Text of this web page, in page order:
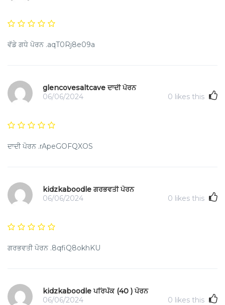
ਵੱਡੇ ਗਧੇ ਪੋਰਨ .aqT0Rj8e09a
glencovesaltcave ਦਾਦੀ ਪੋਰਨ
06/06/2024
0 likes this
ਦਾਦੀ ਪੋਰਨ .rApeGOFQXOS
kidzkaboodle ਗਰਭਵਤੀ ਪੋਰਨ
06/06/2024
0 likes this
ਗਰਭਵਤੀ ਪੋਰਨ .8qfiQ8okhKU
kidzkaboodle ਪਰਿਪੱਕ (40 ) ਪੋਰਨ
06/06/2024
0 likes this